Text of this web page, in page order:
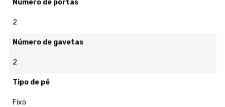
Número de portas
2
Número de gavetas
2
Tipo de pé
Fixo